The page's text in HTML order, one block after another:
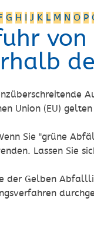
G H I J K L M N O P
Union (EU)
Sie "grüne
Lassen Sie
der Gelben